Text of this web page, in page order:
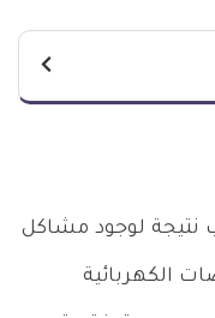
نتيجة لوجود مشاكل
الكهربائية